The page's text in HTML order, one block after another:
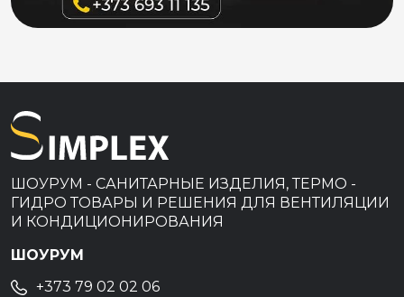
ШОУРУМ - САНИТАРНЫЕ ИЗДЕЛИЯ, ТЕРМО -
ГИДРО ТОВАРЫ И РЕШЕНИЯ ДЛЯ ВЕНТИЛЯЦИИ
И КОНДИЦИОНИРОВАНИЯ
ШОУРУМ
+373 79 02 02 06